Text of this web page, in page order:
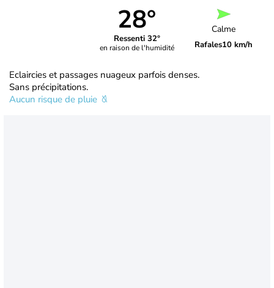
28°
Ressenti 32°
en raison de l'humidité
Calme
Rafales10 km/h
Eclaircies et passages nuageux parfois denses.
Sans précipitations.
Aucun risque de pluie